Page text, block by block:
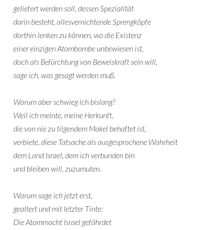
geliefert werden soll, dessen Spezialität
darin besteht, allesvernichtende Sprengköpfe
dorthin lenken zu können, wo die Existenz
einer einzigen Atombombe unbewiesen ist,
doch als Befürchtung von Beweiskraft sein will,
sage ich, was gesagt werden muß.
Warum aber schwieg ich bislang?
Weil ich meinte, meine Herkunft,
die von nie zu tilgendem Makel behaftet ist,
verbiete, diese Tatsache als ausgesprochene Wahrheit
dem Land Israel, dem ich verbunden bin
und bleiben will, zuzumuten.
Warum sage ich jetzt erst,
gealtert und mit letzter Tinte:
Die Atommacht Israel gefährdet